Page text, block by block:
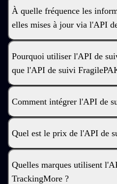
À quelle fréquence les
elles mises à jour via l'API
Pourquoi utiliser l'API de
que l'API de suivi
Comment intégrer l'API de
Quel est le prix de l'API de
Quelles marques utilisent
TrackingMore ?